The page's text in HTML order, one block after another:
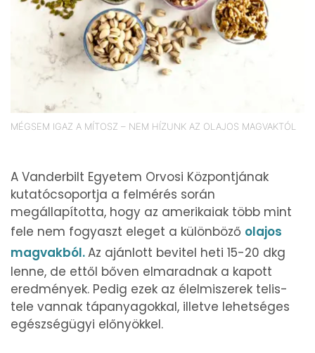
MÉGSEM IGAZ A MÍTOSZ – NEM HÍZUNK AZ OLAJOS MAGVAKTÓL
A Vanderbilt Egyetem Orvosi Központjának
kutatócsoportja a felmérés során
megállapította, hogy az amerikaiak több mint
fele nem fogyaszt eleget a különböző olajos
magvakból.Az ajánlott bevitel heti 15-20 dkg
lenne, de ettől bőven elmaradnak a kapott
eredmények. Pedig ezek az élelmiszerek telis-
tele vannak tápanyagokkal, illetve lehetséges
egészségügyi előnyökkel.